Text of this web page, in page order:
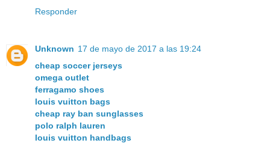
Responder
Unknown 17 de mayo de 2017 a las 19:24
cheap soccer jerseys
omega outlet
ferragamo shoes
louis vuitton bags
cheap ray ban sunglasses
polo ralph lauren
louis vuitton handbags